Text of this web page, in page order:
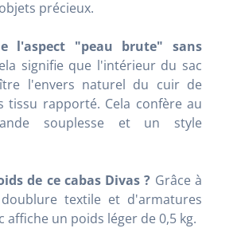
précieux.
l'aspect "peau brute" sans
signifie que l'intérieur du sac
l'envers naturel du cuir de
tissu rapporté. Cela confère au
souplesse et un style
de ce cabas Divas ? Grâce à
textile et d'armatures
affiche un poids léger de 0,5 kg.